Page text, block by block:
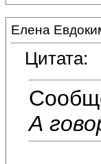
Елена
Цитата:
А